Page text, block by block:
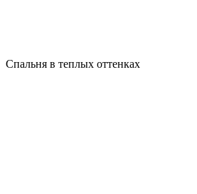
Спальня в теплых оттенках